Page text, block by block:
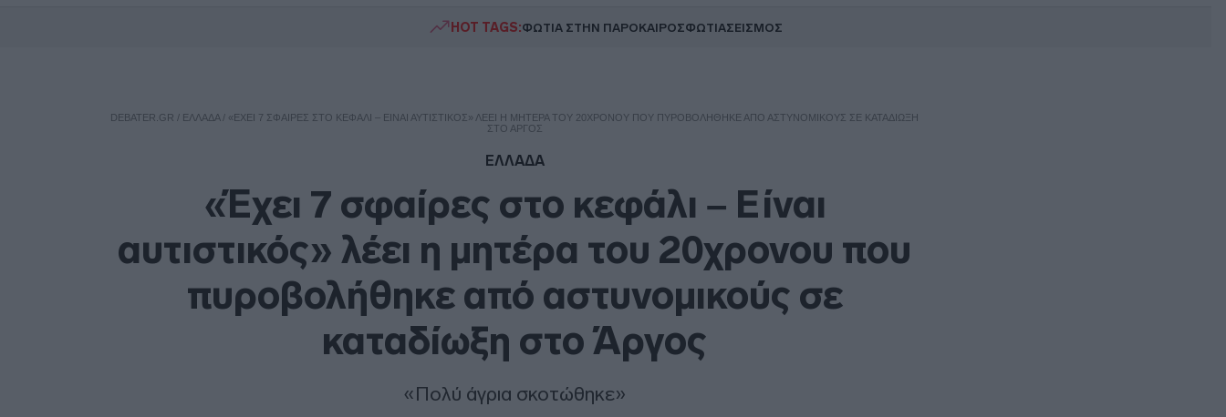
HOT TAGS:ΦΩΤΙΑ ΣΤΗΝ ΠΑΡΟΚΑΙΡΟΣΦΩΤΙΑΣΕΙΣΜΟΣ
DEBATER.GR / ΕΛΛΑΔΑ/ «ΈΧΕΙ 7 ΣΦΑΊΡΕΣ ΣΤΟ ΚΕΦΆΛΙ – ΕΊΝΑΙ ΑΥΤΙΣΤΙΚΌΣ» ΛΈΕΙ Η ΜΗΤΈΡΑ ΤΟΥ 20ΧΡΟΝΟΥ ΠΟΥ ΠΥΡΟΒΟΛΉΘΗΚΕ ΑΠΌ ΑΣΤΥΝΟΜΙΚΟΎΣ ΣΕ ΚΑΤΑΔΊΩΞΗ
ΣΤΟ ΆΡΓΟΣ
ΕΛΛΑΔΑ
«Έχει 7 σφαίρες στο κεφάλι – Είναι
αυτιστικός» λέει η μητέρα του 20χρονου που
πυροβολήθηκε από αστυνομικούς σε
καταδίωξη στο Άργος
«Πολύ άγρια σκοτώθηκε»